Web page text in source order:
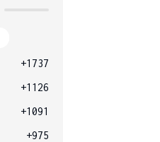
+1737
+1126
+1091
+975